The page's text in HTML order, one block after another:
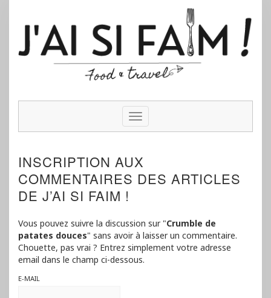
content
Toggle
Navigation
INSCRIPTION AUX
COMMENTAIRES DES ARTICLES
DE J’AI SI FAIM !
Vous pouvez suivre la discussion sur "Crumble de
patates douces" sans avoir à laisser un commentaire.
Chouette, pas vrai ? Entrez simplement votre adresse
email dans le champ ci-dessous.
E-MAIL